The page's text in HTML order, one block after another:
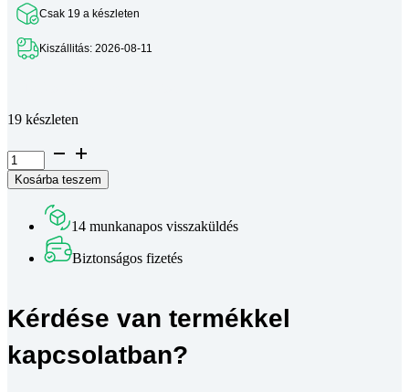
Csak 19 a készleten
Kiszállitás: 2026-08-11
19 készleten
Passzív
csipogó
(buzzer)
mennyiség
Kosárba teszem
14 munkanapos visszaküldés
Biztonságos fizetés
Kérdése van termékkel
kapcsolatban?